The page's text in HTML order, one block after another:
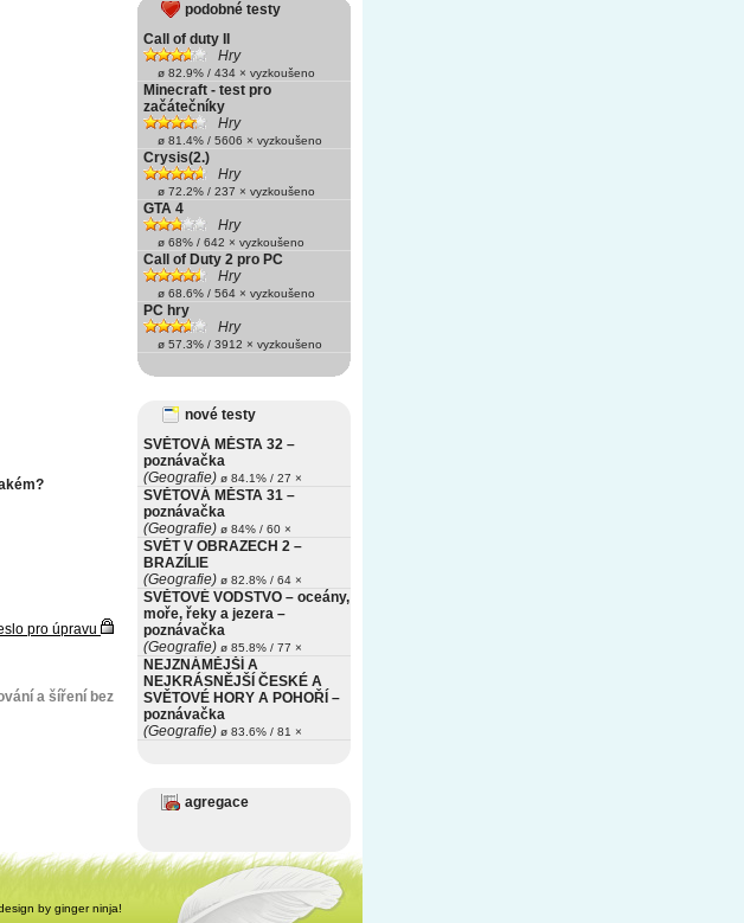
pro úpravu
a šíření bez
podobné testy
Call of duty II
Hry
ø 82.9% / 434 × vyzkoušeno
Minecraft - test pro
začátečníky
Hry
ø 81.4% / 5606 × vyzkoušeno
Crysis(2.)
Hry
ø 72.2% / 237 × vyzkoušeno
GTA 4
Hry
ø 68% / 642 × vyzkoušeno
Call of Duty 2 pro PC
Hry
ø 68.6% / 564 × vyzkoušeno
PC hry
Hry
ø 57.3% / 3912 × vyzkoušeno
nové testy
SVĚTOVÁ MĚSTA 32 –
poznávačka
(Geografie) ø 84.1% / 27 ×
SVĚTOVÁ MĚSTA 31 –
poznávačka
(Geografie) ø 84% / 60 ×
SVĚT V OBRAZECH 2 –
BRAZÍLIE
(Geografie) ø 82.8% / 64 ×
SVĚTOVÉ VODSTVO – oceány,
moře, řeky a jezera –
poznávačka
(Geografie) ø 85.8% / 77 ×
NEJZNÁMĚJŠÍ A
NEJKRÁSNĚJŠÍ ČESKÉ A
SVĚTOVÉ HORY A POHOŘÍ –
poznávačka
(Geografie) ø 83.6% / 81 ×
agregace
by ginger ninja!